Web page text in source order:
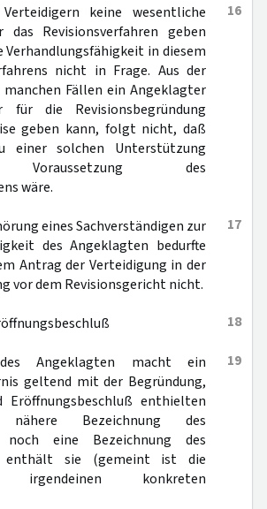
16
keine wesentliche
Revisionsverfahren geben
in diesem
nicht in Frage. Aus der
Fällen ein Angeklagter
für die Revisionsbegründung
geben kann, folgt nicht, daß
einer solchen Unterstützung
Voraussetzung des
wäre.
17
eines Sachverständigen zur
des Angeklagten bedurfte
Antrag der Verteidigung in der
vor dem Revisionsgericht nicht.
18
19
Angeklagten macht ein
geltend mit der Begründung,
Eröffnungsbeschluß enthielten
Bezeichnung des
noch eine Bezeichnung des
enthält sie (gemeint ist die
irgendeinen konkreten